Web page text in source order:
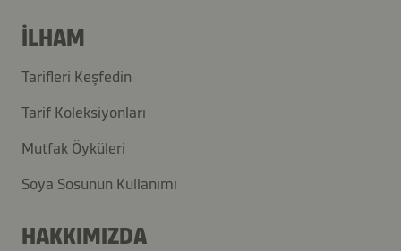
İLHAM
Tarifleri Keşfedin
Tarif Koleksiyonları
Mutfak Öyküleri
Soya Sosunun Kullanımı
HAKKIMIZDA